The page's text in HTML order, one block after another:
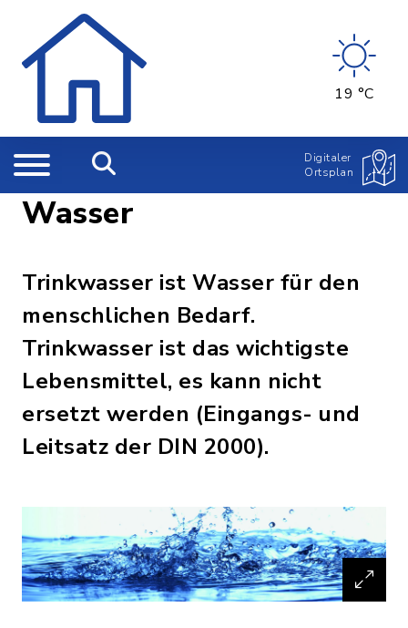
19 °C
Digitaler
Ortsplan
Wasser
Trinkwasser ist Wasser für den
menschlichen Bedarf.
Trinkwasser ist das wichtigste
Lebensmittel, es kann nicht
ersetzt werden (Eingangs- und
Leitsatz der DIN 2000).